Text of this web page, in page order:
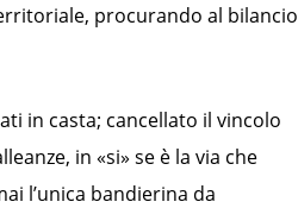
procurando al bilancio
in casta; cancellato il vincolo
in «si» se è la via che
l’unica bandierina da